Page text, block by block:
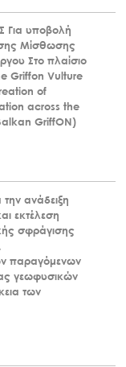
υποβολή
Μίσθωσης
Στο πλαίσιο
Griffon Vulture
of
across the
GriffON)
ανάδειξη
εκτέλεση
σφράγισης
παραγόμενων
γεωφυσικών
των